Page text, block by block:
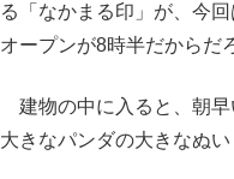
る「なかまる印」が、今
オープンが8時半だからだ
建物の中に入ると、朝早
大きなパンダの大きなぬ